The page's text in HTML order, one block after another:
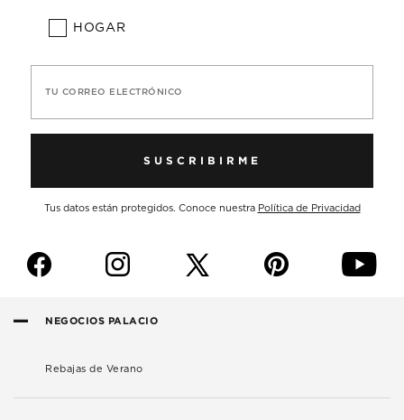
HOGAR
TU CORREO ELECTRÓNICO
SUSCRIBIRME
Tus datos están protegidos. Conoce nuestra Política de Privacidad
f i p y
NEGOCIOS PALACIO
Rebajas de Verano